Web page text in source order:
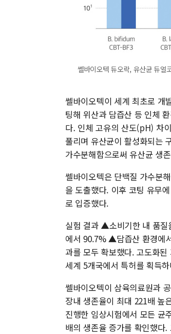
쎌바이오텍 듀오락, 유산균 듀얼
쎌바이오텍이 세계 최초로 개
팅해 위산과 담즙산 등 인체
다. 인체 고유의 산도(pH) 차
풀리며 유산균이 활성화되는
가수분해함으로써 유산균 생
쎌바이오텍은 단백질 가수분
을 도출했다. 이후 코팅 유무
로 입증했다.
실험 결과 ▲소비기한 내 품
에서 90.7% ▲담즙산 환경에
과를 모두 확보했다. 고도화
세계 5개국에서 특허를 획득
쎌바이오텍이 삼육의료원과
장내 생존율이 최대 221배 높
진행한 임상시험에서 모든 균
배의 생존율 증가를 확인했다